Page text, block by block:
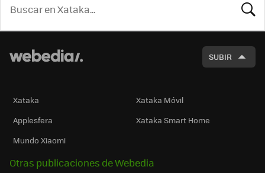
SUBIR
Xataka
Xataka Móvil
Applesfera
Xataka Smart Home
Mundo Xiaomi
Otras publicaciones de Webedia